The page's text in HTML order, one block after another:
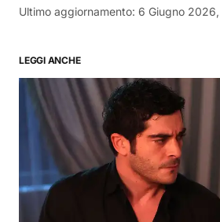
Ultimo aggiornamento: 6 Giugno
LEGGI ANCHE